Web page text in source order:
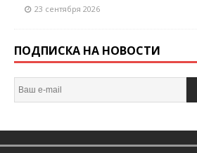
23 сентября 2026
ПОДПИСКА НА НОВОСТИ